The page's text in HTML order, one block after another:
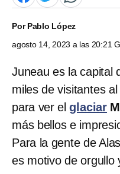
PorPablo López
agosto 14, 2023 a las 20:21
Juneau es la capital
miles de visitantes
para ver elglaciar
más bellos e
Para la gente de
es motivo de orgullo